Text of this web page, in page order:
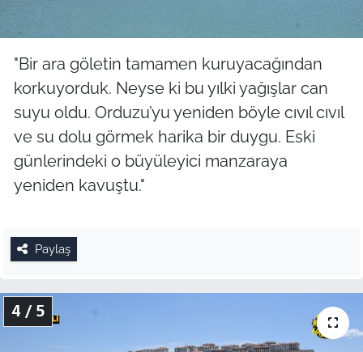
"Bir ara göletin tamamen kuruyacağından
korkuyorduk. Neyse ki bu yılki yağışlar can
suyu oldu. Orduzu’yu yeniden böyle cıvıl cıvıl
ve su dolu görmek harika bir duygu. Eski
günlerindeki o büyüleyici manzaraya
yeniden kavuştu."
Paylaş
4 / 5